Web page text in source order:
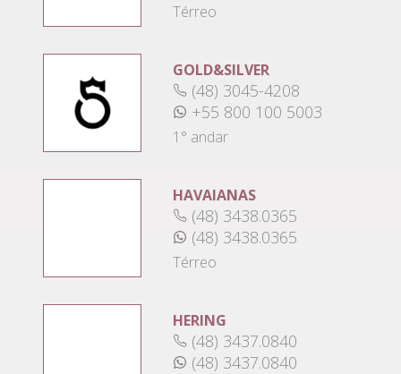
Térreo
GOLD&SILVER
(48) 3045-4208
+55 800 100 5003
1° andar
HAVAIANAS
(48) 3438.0365
(48) 3438.0365
Térreo
HERING
(48) 3437.0840
(48) 3437.0840